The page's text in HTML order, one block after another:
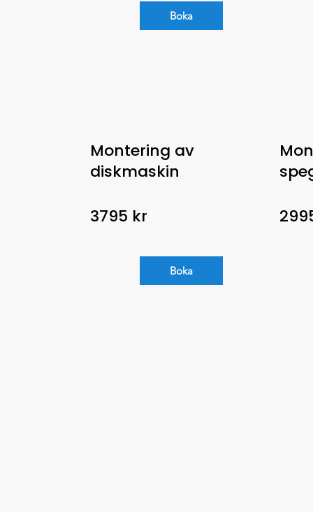
Boka
Montering av
diskmaskin
3795 kr
Boka